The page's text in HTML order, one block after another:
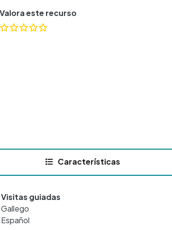
Valora este recurso
Características
Visitas guiadas
Gallego
Español